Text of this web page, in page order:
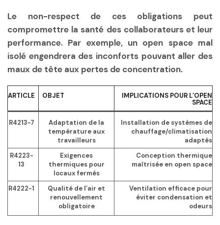
Le non-respect de ces obligations peut
compromettre la santé des collaborateurs et leur
performance. Par exemple, un open space mal
isolé engendrera des inconforts pouvant aller des
maux de tête aux pertes de concentration.
ARTICLE OBJET
IMPLICATIONS POUR L’OPEN
SPACE
R4213-7
Adaptation de la
température aux
travailleurs
Installation de systèmes de
chauffage/climatisation
adaptés
R4223-
13
Exigences
thermiques pour
locaux fermés
Conception thermique
maîtrisée en open space
R4222-1
Qualité de l’air et
renouvellement
obligatoire
Ventilation efficace pour
éviter condensation et
odeurs